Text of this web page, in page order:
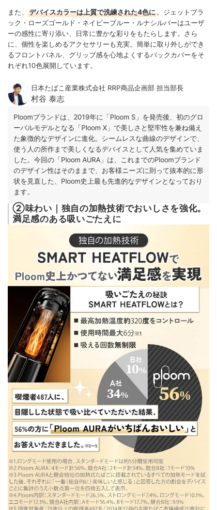
また、 デバイスカラーは上質で洗練された4色に 。ジェットブラ
ック・ローズゴールド・ネイビーブルー・ルナシルバーはユーザ
ーの感性に寄り添い、日常に豊かな彩りをもたらします。さら
に、個性を楽しめるアクセサリーも充実。簡単に取り外しができ
るフロントパネル、グリップ感を心地よくするバックカバーをそ
れぞれ10色展開しています。
日本たばこ産業株式会社 RRP商品企画部 担当部長
村谷 泰志
Ploomブランドは、2019年に「Ploom S」を発売後、初のグロ
ーバルモデルとなる「Ploom X」で美しさと堅牢性を兼ね備え
た象徴的なデザインに進化。シームレスな曲線のデザインで、
使う人の所作まで美しくなるデバイスとして人気を集めていま
した。今回の「Ploom AURA」は、これまでのPloomブランド
のデザイン性はそのままで、お客様ニーズに則って抜本的に形
状を見直した、Ploom史上最も先進的なデザインとなっており
ます。
②味わい｜独自の加熱技術でおいしさを強化。
満足感のある吸いごたえに